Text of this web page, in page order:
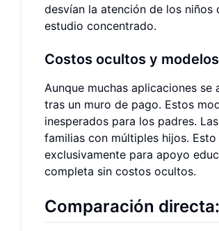
desvían la atención de los
estudio concentrado.
Costos ocultos y
Aunque muchas aplicaciones
tras un muro de pago. Estos
inesperados para los padres.
familias con múltiples hijos.
exclusivamente para apoyo
completa sin costos ocultos.
Comparación